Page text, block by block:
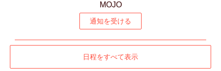
MOJO
通知を受ける
日程をすべて表示